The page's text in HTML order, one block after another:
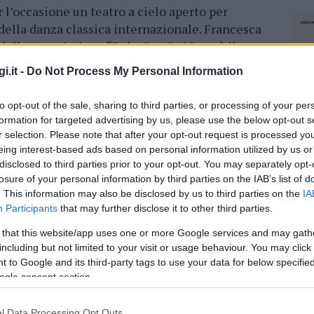
- Do Not Process My Personal Information
opt-out of the sale, sharing to third parties, or processing of your
for targeted advertising by us, please use the below opt-out
selection. Please note that after your opt-out request is processed
interest-based ads based on personal information utilized by us
to third parties prior to your opt-out. You may separately
of your personal information by third parties on the IAB’s list of
This information may also be disclosed by us to third parties on the
Participants that may further disclose it to other third parties.
that this website/app uses one or more Google services and may
but not limited to your visit or usage behaviour. You may
to Google and its third-party tags to use your data for below
consent section.
un teatro a cielo aperto per
danza classica internazionale. Francesca
trasmissione “Belve” su Rai 2, sarà il
la prima volta la magia del balletto ai più
pubblico, nello splendido scenario del
1976, ha iniziato la sua carriera in
collaborato con Giovanni Minoli a Rai
volta in video nel 2006 nella trasmissione
al grande pubblico per il programma
e co-autrice, e che presenta con un piglio
conduttrice del Festival di Sanremo.
artistica della coreografa Mavi Careddu, si
nomi della danza classica mondiale nella
spiccano Steven McRae, Primo Ballerino
Prima Ballerina dello Staatsballett di